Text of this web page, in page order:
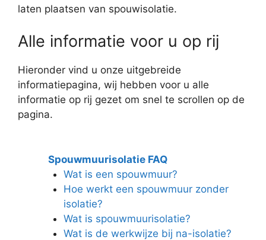
laten plaatsen van spouwisolatie.
Alle informatie voor u op rij
Hieronder vind u onze uitgebreide
informatiepagina, wij hebben voor u alle
informatie op rij gezet om snel te scrollen op de
pagina.
Spouwmuurisolatie FAQ
Wat is een spouwmuur?
Hoe werkt een spouwmuur zonder
isolatie?
Wat is spouwmuurisolatie?
Wat is de werkwijze bij na-isolatie?